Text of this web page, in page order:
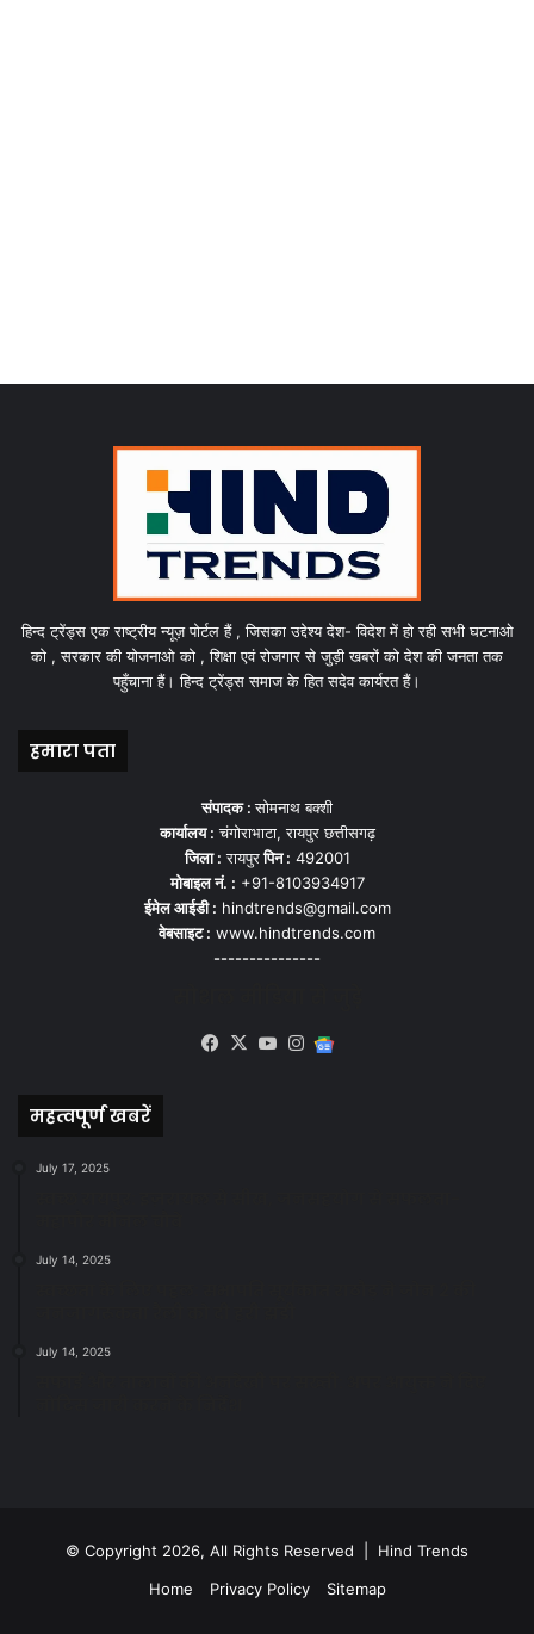
हिन्द ट्रेंड्स एक राष्ट्रीय न्यूज़ पोर्टल हैं , जिसका उद्देश्य देश- विदेश में हो रही सभी घटनाओ
को , सरकार की योजनाओ को , शिक्षा एवं रोजगार से जुड़ी खबरों को देश की जनता तक
पहुँचाना हैं। हिन्द ट्रेंड्स समाज के हित सदेव कार्यरत हैं।
हमारा पता
संपादक :सोमनाथ बक्शी
कार्यालय : चंगोराभाटा, रायपुर छत्तीसगढ़
जिला : रायपुरपिन : 492001
मोबाइल नं. : +91-8103934917
ईमेल आईडी : hindtrends@gmail.com
वेबसाइट : www.hindtrends.com
---------------
Facebook
X YouTubeInstagram
महत्वपूर्ण खबरें
July 17, 2025
July 14, 2025
July 14, 2025
© Copyright 2026, All Rights Reserved | Hind Trends
Home
Privacy Policy Sitemap